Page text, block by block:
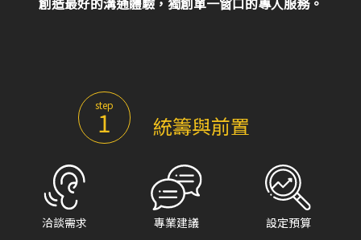
step
1 統籌與前置
洽談需求 專業建議 設定預算